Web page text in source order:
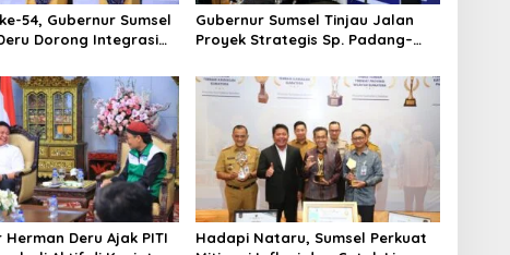
ke-54, Gubernur Sumsel
Dorong Integrasi
Gubernur Sumsel Tinjau Jalan
Proyek Strategis Sp. Padang–
Herman Deru Ajak PITI
Hadapi Nataru, Sumsel Perkuat